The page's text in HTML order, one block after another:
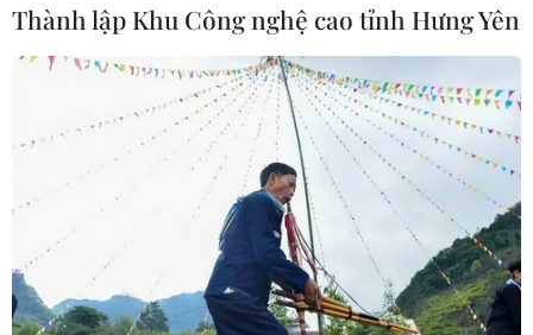
Thành lập Khu Công nghệ cao tỉnh Hưng Yên